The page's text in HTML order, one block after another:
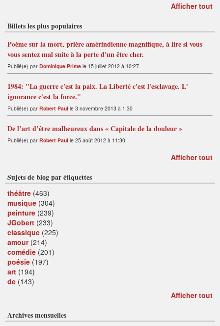
Afficher tout
Billets les plus populaires
Poème sur la mort, prière amérindienne magnifique, à lire si vous
vous sentez mal suite à la perte d'un être cher.
Publié(e) par Dominique Prime le 15 juillet 2012 à 10:27
1984: "La guerre c'est la paix. La Liberté c'est l'esclavage. L'
ignorance c'est la force."
Publié(e) par Robert Paul le 3 novembre 2013 à 1:30
De l’art d’être malheureux dans « Capitale de la douleur »
Publié(e) par Robert Paul le 25 août 2012 à 11:30
Afficher tout
Sujets de blog par étiquettes
théâtre (463)
musique (304)
peinture (239)
JGobert (233)
classique (225)
amour(214)
comédie (201)
poésie (197)
art (194)
de (143)
Afficher tout
Archives mensuelles